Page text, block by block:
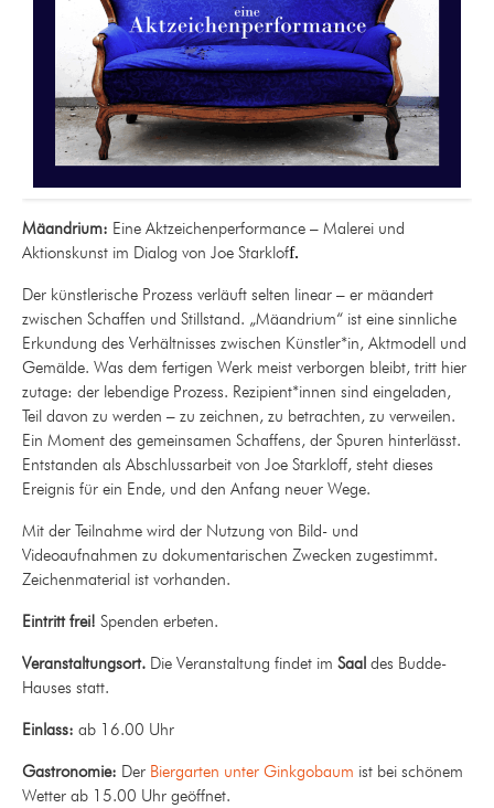
Mäandrium: Eine Aktzeichenperformance – Malerei und
Aktionskunst im Dialog von Joe Starkloff.
Der künstlerische Prozess verläuft selten linear – er mäandert
zwischen Schaffen und Stillstand. „Mäandrium“ ist eine sinnliche
Erkundung des Verhältnisses zwischen Künstler*in, Aktmodell und
Gemälde. Was dem fertigen Werk meist verborgen bleibt, tritt hier
zutage: der lebendige Prozess. Rezipient*innen sind eingeladen,
Teil davon zu werden – zu zeichnen, zu betrachten, zu verweilen.
Ein Moment des gemeinsamen Schaffens, der Spuren hinterlässt.
Entstanden als Abschlussarbeit von Joe Starkloff, steht dieses
Ereignis für ein Ende, und den Anfang neuer Wege.
Mit der Teilnahme wird der Nutzung von Bild- und
Videoaufnahmen zu dokumentarischen Zwecken zugestimmt.
Zeichenmaterial ist vorhanden.
Eintritt frei! Spenden erbeten.
Veranstaltungsort. Die Veranstaltung findet im Saal des Budde-
Hauses statt.
Einlass: ab 16.00 Uhr
Gastronomie: Der Biergarten unter Ginkgobaum ist bei schönem
Wetter ab 15.00 Uhr geöffnet.